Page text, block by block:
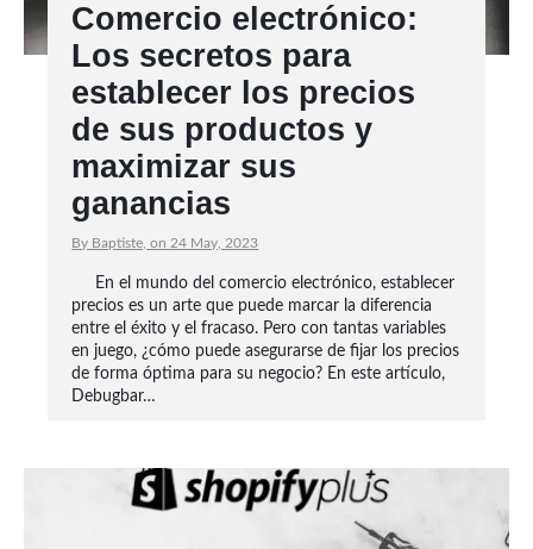
Comercio electrónico:
Los secretos para
establecer los precios
de sus productos y
maximizar sus
ganancias
By Baptiste, on 24 May, 2023
En el mundo del comercio electrónico, establecer
precios es un arte que puede marcar la diferencia
entre el éxito y el fracaso. Pero con tantas variables
en juego, ¿cómo puede asegurarse de fijar los precios
de forma óptima para su negocio? En este artículo,
Debugbar…